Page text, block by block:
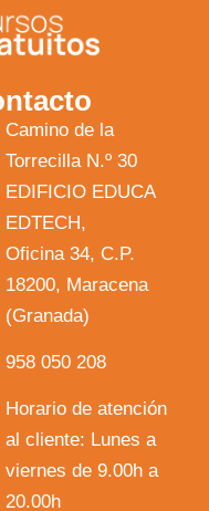
Camino de la
Torrecilla N.º 30
EDIFICIO EDUCA
EDTECH,
Oficina 34, C.P.
18200, Maracena
(Granada)
958 050 208
Horario de atención
al cliente: Lunes a
viernes de 9.00h a
20.00h